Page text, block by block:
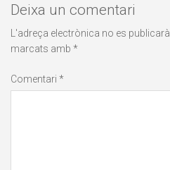
Deixa un comentari
L'adreça electrònica no es publicarà.
marcats amb *
Comentari *